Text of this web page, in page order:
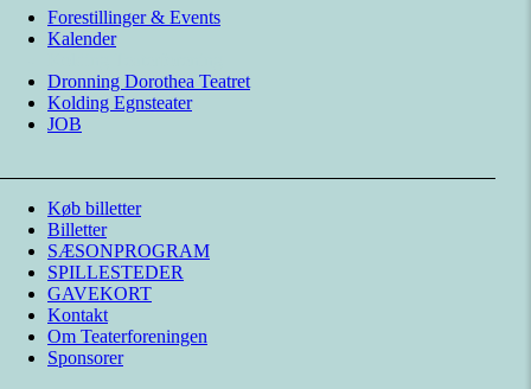
Forestillinger & Events
Kalender
Dronning Dorothea Teatret
Kolding Egnsteater
JOB
Køb billetter
Billetter
SÆSONPROGRAM
SPILLESTEDER
GAVEKORT
Kontakt
Om Teaterforeningen
Sponsorer